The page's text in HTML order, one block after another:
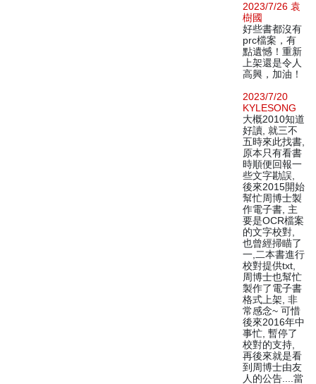
2023/7/26 袁
樹國
好些書都沒有
prc檔案，有
點遺憾！重新
上架還是令人
高興，加油！
2023/7/20
KYLESONG
大概2010知道
好讀, 就三不
五時來此找書,
原本只有看書
時順便回報一
些文字勘誤,
後來2015開始
幫忙周博士製
作電子書, 主
要是OCR檔案
的文字校對,
也曾經掃瞄了
一,二本書進行
校對提供txt,
周博士也幫忙
製作了電子書
格式上架, 非
常感念~ 可惜
後來2016年中
事忙, 暫停了
校對的支持,
再後來就是看
到周博士由友
人的公告....當